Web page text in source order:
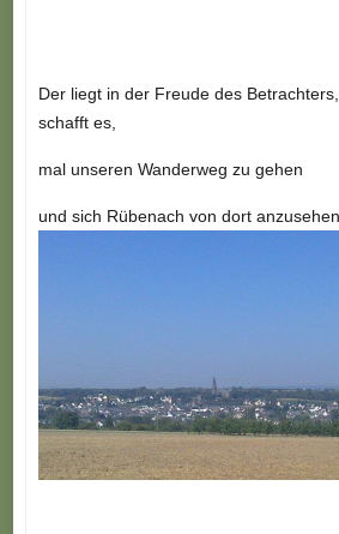
Der liegt in der Freude des
schafft es,
mal unseren Wanderweg zu gehen
und sich Rübenach von dort